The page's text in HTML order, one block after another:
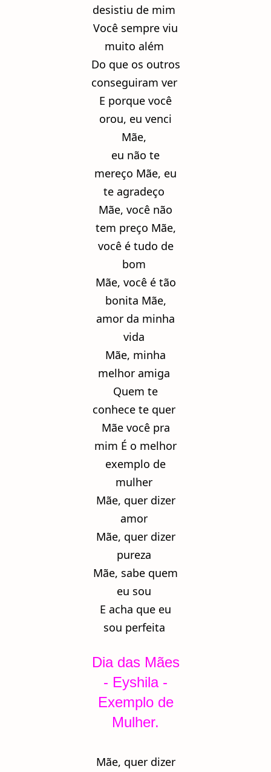
desistiu de mim
Você sempre viu
muito além
Do que os outros
conseguiram ver
E porque você
orou, eu venci
Mãe,
eu não te
mereço Mãe, eu
te agradeço
Mãe, você não
tem preço Mãe,
você é tudo de
bom
Mãe, você é tão
bonita Mãe,
amor da minha
vida
Mãe, minha
melhor amiga
Quem te
conhece te quer
Mãe você pra
mim É o melhor
exemplo de
mulher
Mãe, quer dizer
amor
Mãe, quer dizer
pureza
Mãe, sabe quem
eu sou
E acha que eu
sou perfeita
Dia das Mães
- Eyshila -
Exemplo de
Mulher.
Mãe, quer dizer